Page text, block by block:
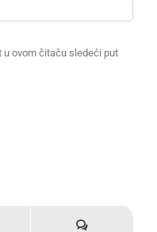
u ovom čitaču sledeći put
Komentari